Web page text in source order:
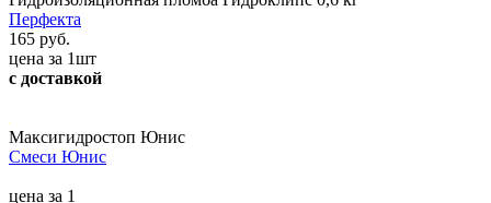
Перфекта
165 руб.
цена за 1шт
с доставкой
Максигидростоп Юнис
Смеси Юнис
цена за 1